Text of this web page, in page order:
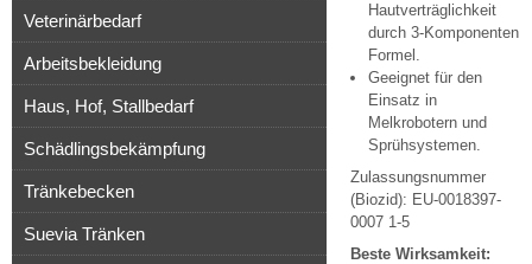
Hautverträglichkeit
durch 3-Komponenten
Formel.
Geeignet für den
Einsatz in
Melkrobotern und
Sprühsystemen.
Zulassungsnummer
(Biozid): EU-0018397-
0007 1-5
Beste Wirksamkeit:
Veterinärbedarf
Arbeitsbekleidung
Haus, Hof, Stallbedarf
Schädlingsbekämpfung
Tränkebecken
Suevia Tränken